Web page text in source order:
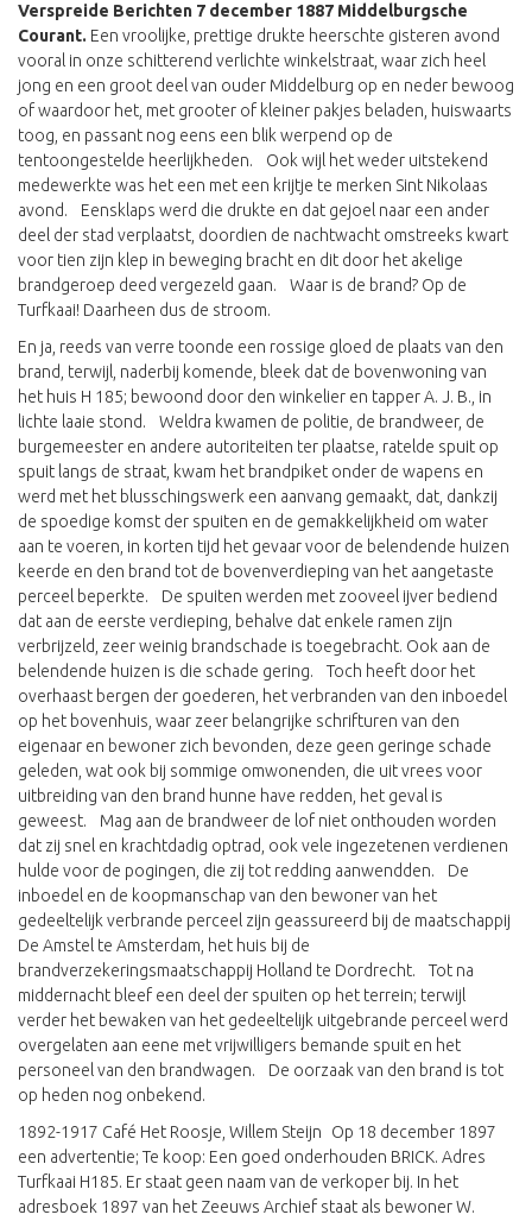
Verspreide Berichten 7 december 1887 Middelburgsche
Courant. Een vroolijke, prettige drukte heerschte gisteren avond
vooral in onze schitterend verlichte winkelstraat, waar zich heel
jong en een groot deel van ouder Middelburg op en neder bewoog
of waardoor het, met grooter of kleiner pakjes beladen, huiswaarts
toog, en passant nog eens een blik werpend op de
tentoongestelde heerlijkheden. Ook wijl het weder uitstekend
medewerkte was het een met een krijtje te merken Sint Nikolaas
avond. Eensklaps werd die drukte en dat gejoel naar een ander
deel der stad verplaatst, doordien de nachtwacht omstreeks kwart
voor tien zijn klep in beweging bracht en dit door het akelige
brandgeroep deed vergezeld gaan. Waar is de brand? Op de
Turfkaai! Daarheen dus de stroom.
En ja, reeds van verre toonde een rossige gloed de plaats van den
brand, terwijl, naderbij komende, bleek dat de bovenwoning van
het huis H 185; bewoond door den winkelier en tapper A. J. B., in
lichte laaie stond. Weldra kwamen de politie, de brandweer, de
burgemeester en andere autoriteiten ter plaatse, ratelde spuit op
spuit langs de straat, kwam het brandpiket onder de wapens en
werd met het blusschingswerk een aanvang gemaakt, dat, dankzij
de spoedige komst der spuiten en de gemakkelijkheid om water
aan te voeren, in korten tijd het gevaar voor de belendende huizen
keerde en den brand tot de bovenverdieping van het aangetaste
perceel beperkte. De spuiten werden met zooveel ijver bediend
dat aan de eerste verdieping, behalve dat enkele ramen zijn
verbrijzeld, zeer weinig brandschade is toegebracht. Ook aan de
belendende huizen is die schade gering. Toch heeft door het
overhaast bergen der goederen, het verbranden van den inboedel
op het bovenhuis, waar zeer belangrijke schrifturen van den
eigenaar en bewoner zich bevonden, deze geen geringe schade
geleden, wat ook bij sommige omwonenden, die uit vrees voor
uitbreiding van den brand hunne have redden, het geval is
geweest. Mag aan de brandweer de lof niet onthouden worden
dat zij snel en krachtdadig optrad, ook vele ingezetenen verdienen
hulde voor de pogingen, die zij tot redding aanwendden. De
inboedel en de koopmanschap van den bewoner van het
gedeeltelijk verbrande perceel zijn geassureerd bij de maatschappij
De Amstel te Amsterdam, het huis bij de
brandverzekeringsmaatschappij Holland te Dordrecht. Tot na
middernacht bleef een deel der spuiten op het terrein; terwijl
verder het bewaken van het gedeeltelijk uitgebrande perceel werd
overgelaten aan eene met vrijwilligers bemande spuit en het
personeel van den brandwagen. De oorzaak van den brand is tot
op heden nog onbekend.
1892-1917 Café Het Roosje, Willem Steijn Op 18 december 1897
een advertentie; Te koop: Een goed onderhouden BRICK. Adres
Turfkaai H185. Er staat geen naam van de verkoper bij. In het
adresboek 1897 van het Zeeuws Archief staat als bewoner W.